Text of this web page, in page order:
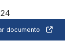
documento 